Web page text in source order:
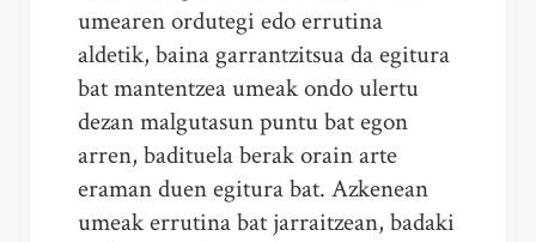
umearen ordutegi edo errutina
aldetik, baina garrantzitsua da egitura
bat mantentzea umeak ondo ulertu
dezan malgutasun puntu bat egon
arren, badituela berak orain arte
eraman duen egitura bat. Azkenean
umeak errutina bat jarraitzean, badaki